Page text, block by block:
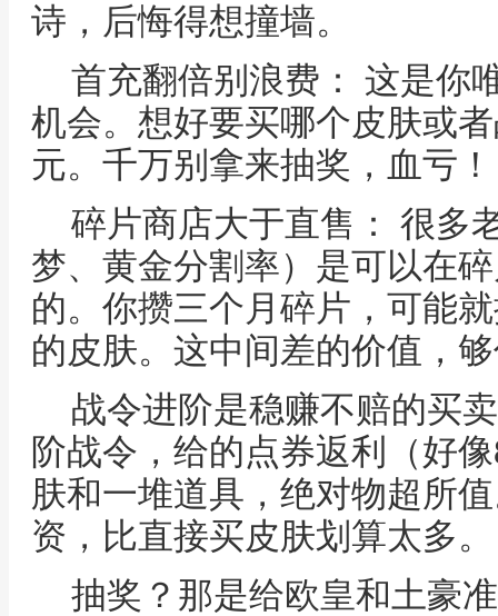
诗，后悔得想撞墙。
首充翻倍别浪费： 这是你
机会。想好要买哪个皮肤或
元。千万别拿来抽奖，血亏！
碎片商店大于直售： 很多
梦、黄金分割率）是可以在
的。你攒三个月碎片，可能
的皮肤。这中间差的价值，
战令进阶是稳赚不赔的买
阶战令，给的点券返利（好
肤和一堆道具，绝对物超所
资，比直接买皮肤划算太多。
抽奖？那是给欧皇和土豪